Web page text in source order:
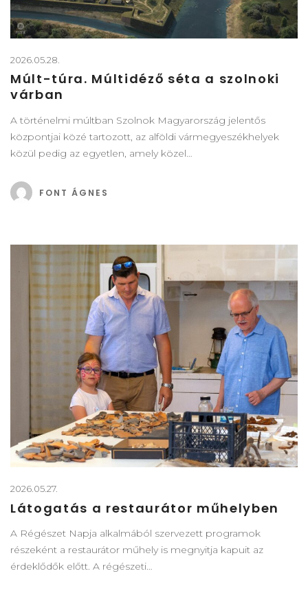
2026.05.28.
Múlt-túra. Múltidéző séta a szolnoki
várban
A történelmi múltban Szolnok Magyarország jelentős
központjai közé tartozott, az alföldi vármegyeszékhelyek
közül pedig az egyetlen, amely közel…
FONT ÁGNES
2026.05.27.
Látogatás a restaurátor műhelyben
A Régészet Napja alkalmából szervezett programok
részeként a restaurátor műhely is megnyitja kapuit az
érdeklődők előtt. A régészeti…